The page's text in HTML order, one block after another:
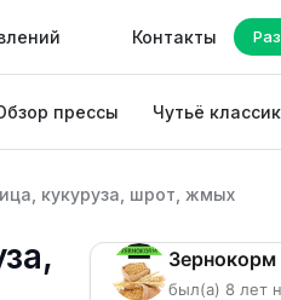
Контакты
прессы Чутьё
кукуруза, шрот, жмых
Зернокорм
был(а) 8 лет